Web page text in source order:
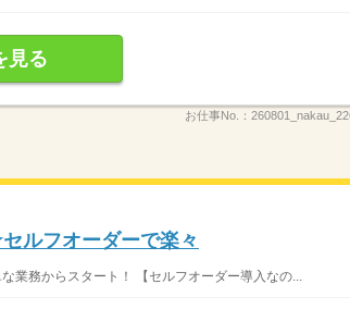
見る
お仕事No.：
ルフオーダーで楽々
業務からスタート！ 【セルフオーダー導入なの...